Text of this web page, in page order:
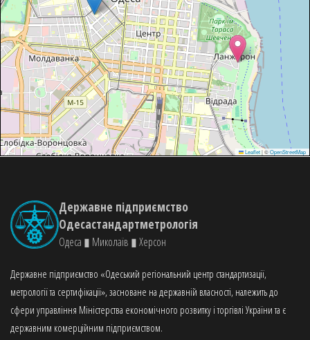
Leaflet|©OpenStreetMap
Державне підприємство
Одесастандартметрологія
Одеса ▮ Миколаїв ▮ Херсон
Державне підприємство «Одеський регіональний центр стандартизації,
метрології та сертифікації», засноване на державній власності, належить до
сфери управління Міністерства економічного розвитку і торгівлі України та є
державним комерційним підприємством.